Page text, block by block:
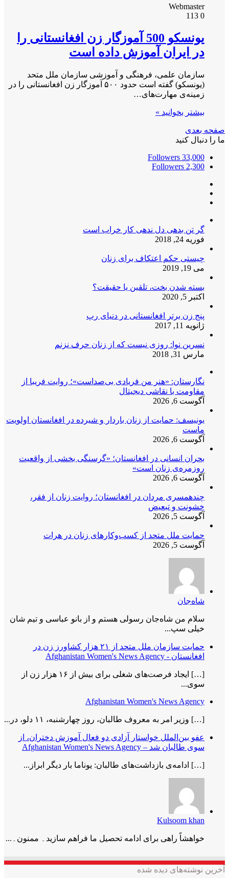
Webmaster
0
یونسکو 500 آموزگار زن افغانستانی را
در ایران آموزش داده است
سازمان علمی، فرهنگی و آموزشی سازمان ملل متحد
(یونسکو) گفته است حدود ۵۰۰ آموزگار زن افغانستانی را در
زمینه‌ی مهارت‌های…
بیشتر بخوانید »
صفحه بعدی
ما را دنبال کنید
33,000
Followers
2,300
Followers
گر تن بدهی دل ندهی کار خراب است
فوریه 24, 2018
چیستی حکم اعتکاف برای زنان
می 19, 2019
بسته شدن بخت، تلقین یا حقیقت؟
اکتبر 5, 2020
پنج زن برتر افغانستانی در دنیای رپ
ژانویه 11, 2017
نسرین نوا: روزی نیست که از زنان حرف نزنم
مارس 31, 2018
نگارستان: «هنر من فریادی بی‌صداست»؛ روایت فریبا از
مقاومت با نقاشی دیجیتال
آگوست 6, 2026
یونیسف: حمایت از زنان باردار و شیرده در افغانستان اولویت
ماست
آگوست 6, 2026
بحران انسانی در افغانستان؛ «گرسنگی بخشی از واقعیت
روزمره‌ی زنان است»
آگوست 6, 2026
چندهمسری مردان در افغانستان؛ روایت زنان از فقر،
خشونت و تبعیض
آگوست 5, 2026
حمایت ملل متحد از کسب‌وکارهای زنان در هرات
آگوست 5, 2026
شاه‌جان
سلام من شاه‌جان رسولی هستم و از بانو عباسی و تیم شان
خیلی سپ...
حمایت سازمان ملل متحد از ۲۱ هزار کشاورز زن در
افغانستان - Afghanistan Women's News Agency
[…] ایجاد فرصت‌های شغلی برای بیش از ۱۶ هزار زن از
سوی...
Afghanistan Women's News Agency
[…] وزیر امر به معروف طالبان، روز چهارشنبه، ۱۱ دلو، در...
عفو بین‌الملل خواستار آزادی دو فعال آموزش دختران، از
سوی طالبان شد – Afghanistan Women's News Agency
[…] ادامه‌ی بازداشت‌های طالبان: یوناما بار دیگر ابراز...
Kulsoom khan
خواھشاً راھی برای ادامه تحصیل ما فراھم سازید۔ ممنون۔...
آخرین نوشته‌های دیده شده